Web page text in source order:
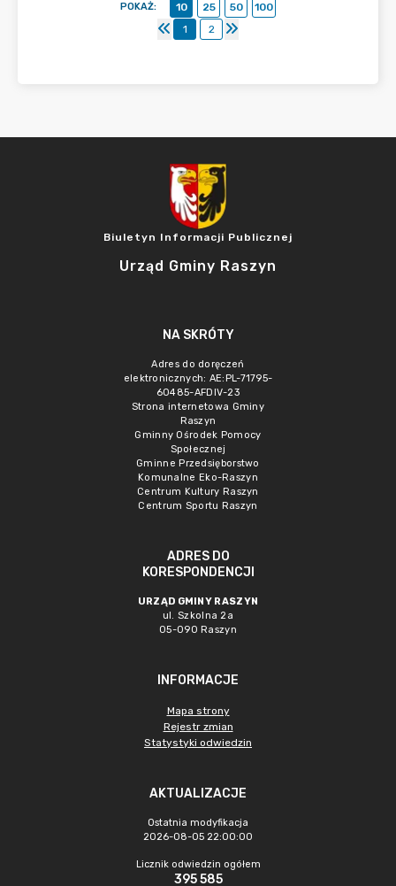
POKAŻ: 10 25 50
100
1
2
Biuletyn Informacji Publicznej
Urząd Gminy Raszyn
NA SKRÓTY
Adres do doręczeń
elektronicznych: AE:PL-71795-
60485-AFDIV-23
Strona internetowa Gminy
Raszyn
Gminny Ośrodek Pomocy
Społecznej
Gminne Przedsięborstwo
Komunalne Eko-Raszyn
Centrum Kultury Raszyn
Centrum Sportu Raszyn
ADRES DO
KORESPONDENCJI
URZĄD GMINY RASZYN
ul. Szkolna 2a
05-090 Raszyn
INFORMACJE
Mapa strony
Rejestr zmian
Statystyki odwiedzin
AKTUALIZACJE
Ostatnia modyfikacja
2026-08-05 22:00:00
Licznik odwiedzin ogółem
395 585